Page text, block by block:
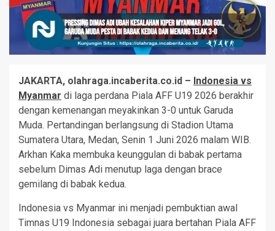
JAKARTA, olahraga.incaberita.co.id – Indonesia vs
Myanmar di laga perdana Piala AFF U19 2026 berakhir
dengan kemenangan meyakinkan 3-0 untuk Garuda
Muda. Pertandingan berlangsung di Stadion Utama
Sumatera Utara, Medan, Senin 1 Juni 2026 malam WIB.
Arkhan Kaka membuka keunggulan di babak pertama
sebelum Dimas Adi menutup laga dengan brace
gemilang di babak kedua.
Indonesia vs Myanmar ini menjadi pembuktian awal
Timnas U19 Indonesia sebagai juara bertahan Piala AFF